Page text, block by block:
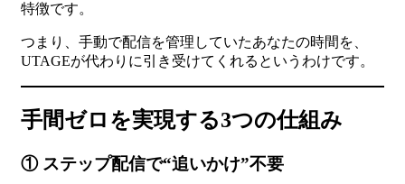
特徴です。
つまり、手動で配信を管理していたあなたの時間を、
UTAGEが代わりに引き受けてくれるというわけです。
手間ゼロを実現する3つの仕組み
① ステップ配信で“追いかけ”不要